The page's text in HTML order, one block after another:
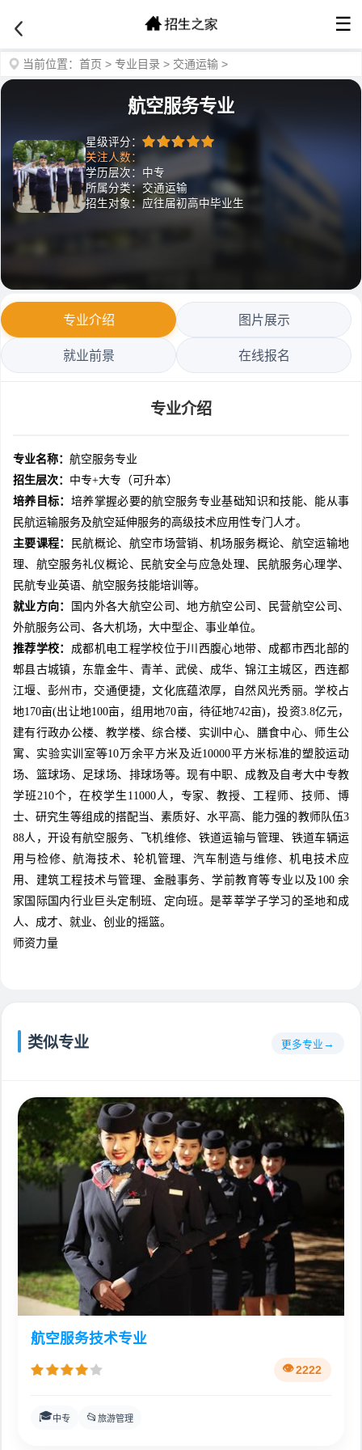
☰
当前位置： 首页 > 专业目录 > 交通运输 >
航空服务专业
星级评分：
关注人数：
学历层次：中专
所属分类：交通运输
招生对象：应往届初高中毕业生
专业介绍 图片展示
就业前景 在线报名
专业介绍
专业名称： 航空服务专业
招生层次： 中专+大专（可升本）
培养目标： 培养掌握必要的航空服务专业基础知识和技能、能从事
民航运输服务及航空延伸服务的高级技术应用性专门人才。
主要课程：
民航概论、航空市场营销、机场服务概论、航空运输地
理、航空服务礼仪概论、民航安全与应急处理、民航服务心理学、
民航专业英语、航空服务技能培训等。
就业方向：
国内外各大航空公司、地方航空公司、民营航空公司、
外航服务公司、各大机场，大中型企、事业单位。
推荐学校：
成都机电工程学校位于川西腹心地带、成都市西北部的
郫县古城镇，东靠金牛、青羊、武侯、成华、锦江主城区，西连都
江堰、彭州市，交通便捷，文化底蕴浓厚，自然风光秀丽。学校占
地170亩(出让地100亩，组用地70亩，待征地742亩)，投资3.8亿元，
建有行政办公楼、教学楼、综合楼、实训中心、膳食中心、师生公
寓、实验实训室等10万余平方米及近10000平方米标准的塑胶运动
场、篮球场、足球场、排球场等。现有中职、成教及自考大中专教
学班210个，在校学生11000人，专家、教授、工程师、技师、博
士、研究生等组成的搭配当、素质好、水平高、能力强的教师队伍3
88人，开设有航空服务、飞机维修、铁道运输与管理、铁道车辆运
用与检修、航海技术、轮机管理、汽车制造与维修、机电技术应
用、建筑工程技术与管理、金融事务、学前教育等专业以及100 余
家国际国内行业巨头定制班、定向班。是莘莘学子学习的圣地和成
人、成才、就业、创业的摇篮。
师资力量
类似专业 更多专业
航空服务技术专业
2222
🎓中专 📂 旅游管理